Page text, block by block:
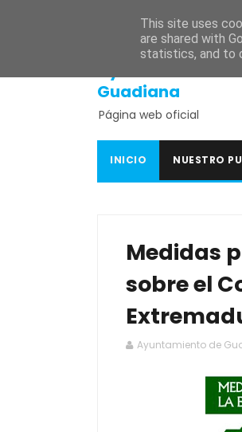
SEDE ELECTRÓNICA
Guadiana
Página web oficial
INICIO NUESTRO
Medidas
sobre el
Ayuntamiento de
This site uses
are shared with
statistics, and to